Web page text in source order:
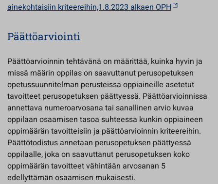
ainekohtaisiin kriteereihin,1.8.2023 alkaen OPH
Päättöarviointi
Päättöarvioinnin tehtävänä on määrittää, kuinka hyvin ja
missä määrin oppilas on saavuttanut perusopetuksen
opetussuunnitelman perusteissa oppiaineille asetetut
tavoitteet perusopetuksen päättyessä. Päättöarvioinnissa
annettava numeroarvosana tai sanallinen arvio kuvaa
oppilaan osaamisen tasoa suhteessa kunkin oppiaineen
oppimäärän tavoitteisiin ja päättöarvioinnin kriteereihin.
Päättötodistus annetaan perusopetuksen päättyessä
oppilaalle, joka on saavuttanut perusopetuksen koko
oppimäärän tavoitteet vähintään arvosanan 5
edellyttämän osaamisen mukaisesti.